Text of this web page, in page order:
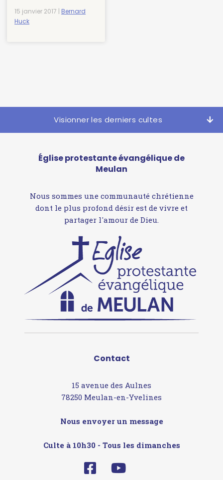
15 janvier 2017 | Bernard
Huck
Visionner les derniers cultes
Église protestante évangélique de
Meulan
Nous sommes une communauté chrétienne
dont le plus profond désir est de vivre et
partager l'amour de Dieu.
Contact
15 avenue des Aulnes
78250 Meulan-en-Yvelines
Nous envoyer un message
Culte à 10h30 - Tous les dimanches